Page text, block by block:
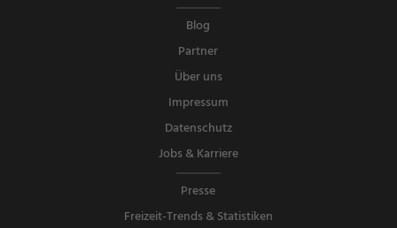
Blog
Partner
Über uns
Impressum
Datenschutz
Jobs & Karriere
Presse
Freizeit-Trends & Statistiken